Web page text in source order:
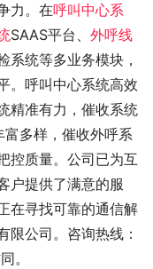
力。在呼叫中心系
SAAS平台、 外呼线
系统等多业务模块，
。呼叫中心系统高效
精准有力，催收系统
富多样，催收外呼系
控质量。公司已为互
户提供了满意的服
在寻找可靠的通信解
限公司。咨询热线：
。